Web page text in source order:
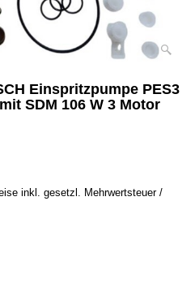
Einspritzpumpe PES3
SDM 106 W 3 Motor
inkl. gesetzl. Mehrwertsteuer /